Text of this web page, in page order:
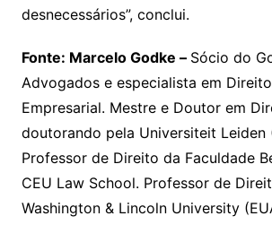
desnecessários”, conclui.
Fonte: Marcelo Godke – Sócio do
Advogados e especialista em
Empresarial. Mestre e Doutor em
doutorando pela Universiteit Leiden
Professor de Direito da Faculdade
CEU Law School. Professor de
Washington & Lincoln University